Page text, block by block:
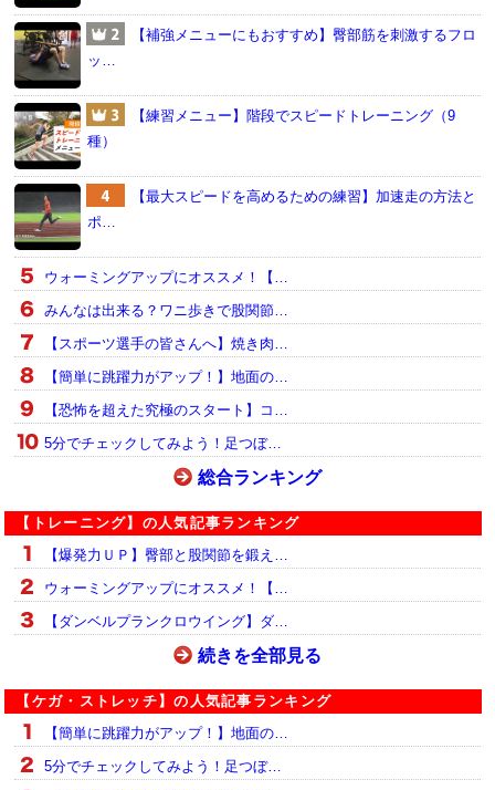
【補強メニューにもおすすめ】臀部筋を刺激するフロ
ッ…
【練習メニュー】階段でスピードトレーニング（9
種）
【最大スピードを高めるための練習】加速走の方法と
ポ…
ウォーミングアップにオススメ！【…
みんなは出来る？ワニ歩きで股関節…
【スポーツ選手の皆さんへ】焼き肉…
【簡単に跳躍力がアップ！】地面の…
【恐怖を超えた究極のスタート】コ…
5分でチェックしてみよう！足つぼ…
総合ランキング
【トレーニング】の人気記事ランキング
【爆発力ＵＰ】臀部と股関節を鍛え…
ウォーミングアップにオススメ！【…
【ダンベルプランクロウイング】ダ…
続きを全部見る
【ケガ・ストレッチ】の人気記事ランキング
【簡単に跳躍力がアップ！】地面の…
5分でチェックしてみよう！足つぼ…